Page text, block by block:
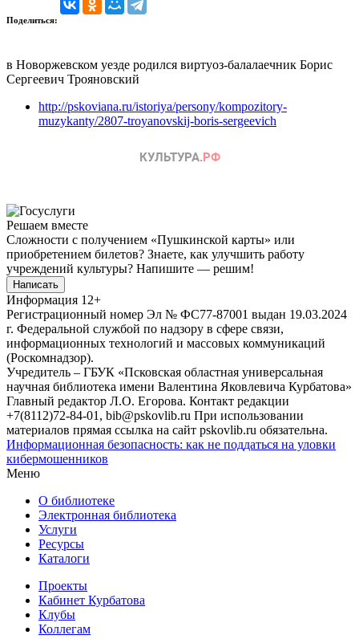
Поделиться:
в Новоржевском уезде родился виртуоз-балалаечник Борис
Сергеевич Трояновский
http://pskoviana.ru/istoriya/persony/kompozitory-
muzykanty/2807-troyanovskij-boris-sergeevich
Решаем вместе
Сложности с получением «Пушкинской карты» или
приобретением билетов? Знаете, как улучшить работу
учреждений культуры? Напишите — решим!
Написать
Информация 12+
Регистрационный номер Эл № ФС77-87001 выдан 19.03.2024
г. Федеральной службой по надзору в сфере связи,
информационных технологий и массовых коммуникаций
(Роскомнадзор).
Учредитель – ГБУК «Псковская областная универсальная
научная библиотека имени Валентина Яковлевича Курбатова»
Главный редактор Л.О. Егорова. Контакт редакции
+7(8112)72-84-01, bib@pskovlib.ru При использовании
материалов прямая ссылка на сайт pskovlib.ru обязательна.
Информационная безопасность: как не поддаться на уловки
кибермошенников
Меню
О библиотеке
Электронная библиотека
Услуги
Ресурсы
Каталоги
Проекты
Кабинет Курбатова
Клубы
Коллегам